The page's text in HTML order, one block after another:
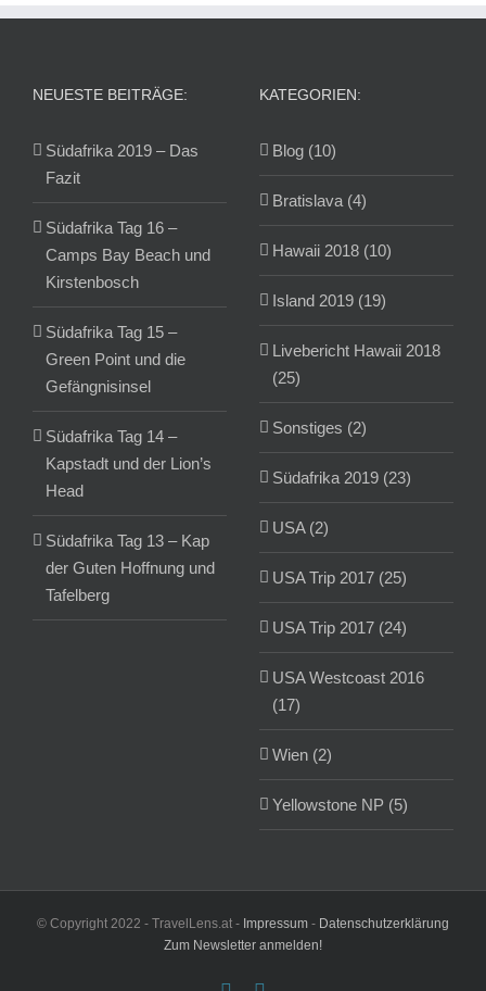
NEUESTE BEITRÄGE:
Südafrika 2019 – Das
Fazit
Südafrika Tag 16 –
Camps Bay Beach und
Kirstenbosch
Südafrika Tag 15 –
Green Point und die
Gefängnisinsel
Südafrika Tag 14 –
Kapstadt und der Lion’s
Head
Südafrika Tag 13 – Kap
der Guten Hoffnung und
Tafelberg
KATEGORIEN:
Blog (10)
Bratislava (4)
Hawaii 2018 (10)
Island 2019 (19)
Livebericht Hawaii 2018
(25)
Sonstiges (2)
Südafrika 2019 (23)
USA (2)
USA Trip 2017 (25)
USA Trip 2017 (24)
USA Westcoast 2016
(17)
Wien (2)
Yellowstone NP (5)
© Copyright 2022 - TravelLens.at - Impressum - Datenschutzerklärung
Zum Newsletter anmelden!